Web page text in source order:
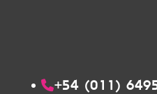
+54 (011)